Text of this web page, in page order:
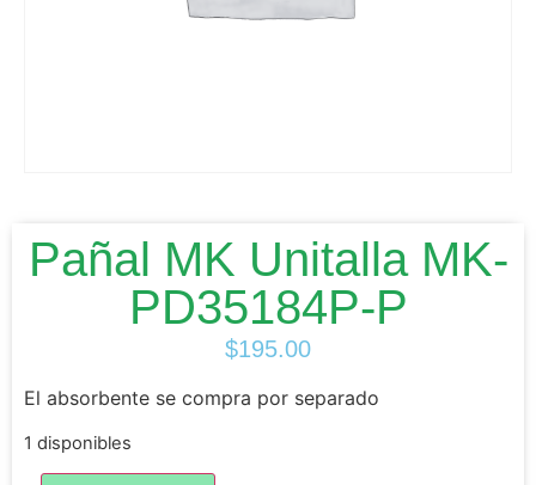
Pañal MK Unitalla MK-
PD35184P-P
$195.00
El absorbente se compra por separado
1 disponibles